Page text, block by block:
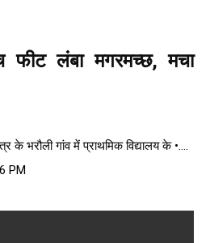
फीट लंबा मगरमच्छ, मचा
के भरौली गांव में प्राथमिक विद्यालय के •....
PM